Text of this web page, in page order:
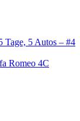
Tage, 5 Autos – #4
Romeo 4C